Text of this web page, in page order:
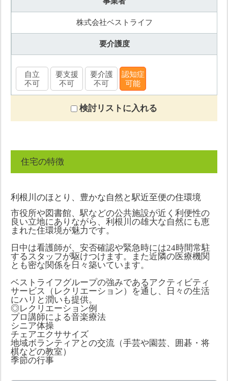
株式会社ベストライフ
要介護度
自立
不可
要支援
不可
要介護
不可
認知症
可能
検討リストに入れる
住宅の特徴
利根川のほとり、豊かな自然と駅近至便の住環境
市役所や図書館、駅などの公共施設が近く利便性の
良い立地にありながら、利根川の雄大な自然にも恵
まれた住環境が魅力です。
日中は看護師が、安否確認や緊急時には24時間常駐
するスタッフが駆けつけます。また近隣の医療機関
とも密な関係を日々築いています。
ベストライフグループの強みであるアクティビティ
サービス（レクリエーション）を通し、日々の生活
にハリと潤いも提供。
◎レクリエーション例
プロ講師による音楽療法
シニア体操
チェアエクササイズ
地域ボランティアとの交流（手芸や園芸、囲碁・将
棋などの教室）
季節の行事